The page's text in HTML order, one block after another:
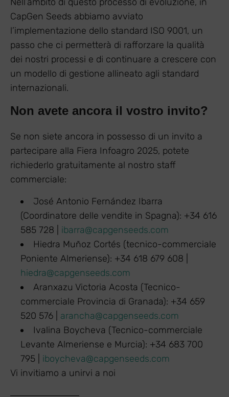
CapGen Seeds abbiamo avviato
l’implementazione dello standard ISO 9001, un
passo che ci permetterà di rafforzare la qualità
dei nostri processi e di continuare a crescere con
un modello di gestione allineato agli standard
internazionali.
Non avete ancora il vostro invito?
Se non siete ancora in possesso di un invito a
partecipare alla Fiera Infoagro 2025, potete
richiederlo gratuitamente al nostro staff
commerciale:
José Antonio Fernández Ibarra
(Coordinatore delle vendite in Spagna): +34 616
585 728 | ibarra@capgenseeds.com
Hiedra Muñoz Cortés (tecnico-commerciale
Poniente Almeriense): +34 618 679 608 |
hiedra@capgenseeds.com
Aranxazu Victoria Acosta (Tecnico-
commerciale Provincia di Granada): +34 659
520 576 | arancha@capgenseeds.com
Ivalina Boycheva (Tecnico-commerciale
Levante Almeriense e Murcia): +34 683 700
795 | iboycheva@capgenseeds.com
Vi invitiamo a unirvi a noi